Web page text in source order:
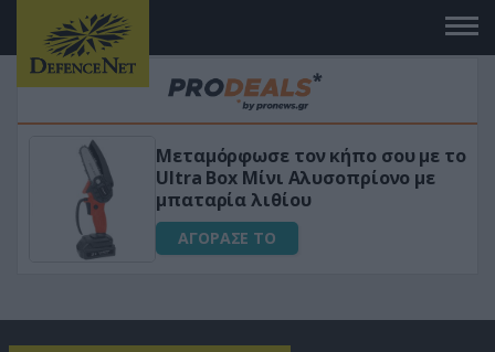
Μεταμόρφωσε τον κήπο σου με το
Ultra Box Μίνι Αλυσοπρίονο με
μπαταρία λιθίου
ΑΓΟΡΑΣΕ ΤΟ